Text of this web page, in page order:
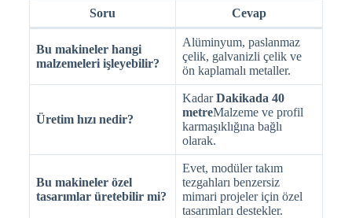
Soru Cevap
Bu makineler hangi
malzemeleri işleyebilir?
Alüminyum, paslanmaz
çelik, galvanizli çelik ve
ön kaplamalı metaller.
Üretim hızı nedir?
KadarDakikada 40
metreMalzeme ve profil
karmaşıklığına bağlı
olarak.
Bu makineler özel
tasarımlar üretebilir mi?
Evet, modüler takım
tezgahları benzersiz
mimari projeler için özel
tasarımları destekler.